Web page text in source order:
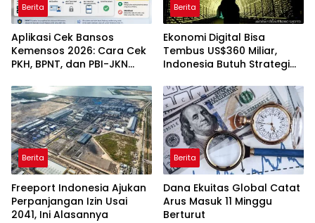
Berita
Aplikasi Cek Bansos
Kemensos 2026: Cara Cek
PKH, BPNT, dan PBI-JKN
Berita
Ekonomi Digital Bisa
Tembus US$360 Miliar,
Indonesia Butuh Strategi
Berita
Freeport Indonesia Ajukan
Perpanjangan Izin Usai
2041, Ini Alasannya
Berita
Dana Ekuitas Global Catat
Arus Masuk 11 Minggu
Berturut